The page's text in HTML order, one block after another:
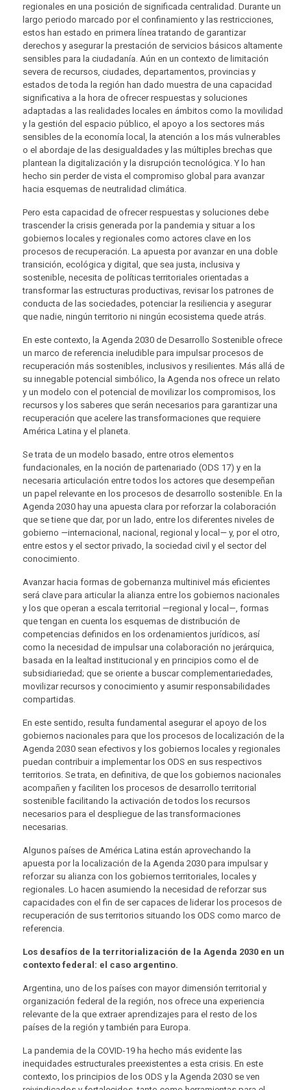
regionales en una posición de significada centralidad. Durante un
largo periodo marcado por el confinamiento y las restricciones,
estos han estado en primera línea tratando de garantizar
derechos y asegurar la prestación de servicios básicos altamente
sensibles para la ciudadanía. Aún en un contexto de limitación
severa de recursos, ciudades, departamentos, provincias y
estados de toda la región han dado muestra de una capacidad
significativa a la hora de ofrecer respuestas y soluciones
adaptadas a las realidades locales en ámbitos como la movilidad
y la gestión del espacio público, el apoyo a los sectores más
sensibles de la economía local, la atención a los más vulnerables
o el abordaje de las desigualdades y las múltiples brechas que
plantean la digitalización y la disrupción tecnológica. Y lo han
hecho sin perder de vista el compromiso global para avanzar
hacia esquemas de neutralidad climática.
Pero esta capacidad de ofrecer respuestas y soluciones debe
trascender la crisis generada por la pandemia y situar a los
gobiernos locales y regionales como actores clave en los
procesos de recuperación. La apuesta por avanzar en una doble
transición, ecológica y digital, que sea justa, inclusiva y
sostenible, necesita de políticas territoriales orientadas a
transformar las estructuras productivas, revisar los patrones de
conducta de las sociedades, potenciar la resiliencia y asegurar
que nadie, ningún territorio ni ningún ecosistema quede atrás.
En este contexto, la Agenda 2030 de Desarrollo Sostenible ofrece
un marco de referencia ineludible para impulsar procesos de
recuperación más sostenibles, inclusivos y resilientes. Más allá de
su innegable potencial simbólico, la Agenda nos ofrece un relato
y un modelo con el potencial de movilizar los compromisos, los
recursos y los saberes que serán necesarios para garantizar una
recuperación que acelere las transformaciones que requiere
América Latina y el planeta.
Se trata de un modelo basado, entre otros elementos
fundacionales, en la noción de partenariado (ODS 17) y en la
necesaria articulación entre todos los actores que desempeñan
un papel relevante en los procesos de desarrollo sostenible. En la
Agenda 2030 hay una apuesta clara por reforzar la colaboración
que se tiene que dar, por un lado, entre los diferentes niveles de
gobierno —internacional, nacional, regional y local— y, por el otro,
entre estos y el sector privado, la sociedad civil y el sector del
conocimiento.
Avanzar hacia formas de gobernanza multinivel más eficientes
será clave para articular la alianza entre los gobiernos nacionales
y los que operan a escala territorial —regional y local—, formas
que tengan en cuenta los esquemas de distribución de
competencias definidos en los ordenamientos jurídicos, así
como la necesidad de impulsar una colaboración no jerárquica,
basada en la lealtad institucional y en principios como el de
subsidiariedad; que se oriente a buscar complementariedades,
movilizar recursos y conocimiento y asumir responsabilidades
compartidas.
En este sentido, resulta fundamental asegurar el apoyo de los
gobiernos nacionales para que los procesos de localización de la
Agenda 2030 sean efectivos y los gobiernos locales y regionales
puedan contribuir a implementar los ODS en sus respectivos
territorios. Se trata, en definitiva, de que los gobiernos nacionales
acompañen y faciliten los procesos de desarrollo territorial
sostenible facilitando la activación de todos los recursos
necesarios para el despliegue de las transformaciones
necesarias.
Algunos países de América Latina están aprovechando la
apuesta por la localización de la Agenda 2030 para impulsar y
reforzar su alianza con los gobiernos territoriales, locales y
regionales. Lo hacen asumiendo la necesidad de reforzar sus
capacidades con el fin de ser capaces de liderar los procesos de
recuperación de sus territorios situando los ODS como marco de
referencia.
Los desafíos de la territorialización de la Agenda 2030 en un
contexto federal: el caso argentino.
Argentina, uno de los países con mayor dimensión territorial y
organización federal de la región, nos ofrece una experiencia
relevante de la que extraer aprendizajes para el resto de los
países de la región y también para Europa.
La pandemia de la COVID-19 ha hecho más evidente las
inequidades estructurales preexistentes a esta crisis. En este
contexto, los principios de los ODS y la Agenda 2030 se ven